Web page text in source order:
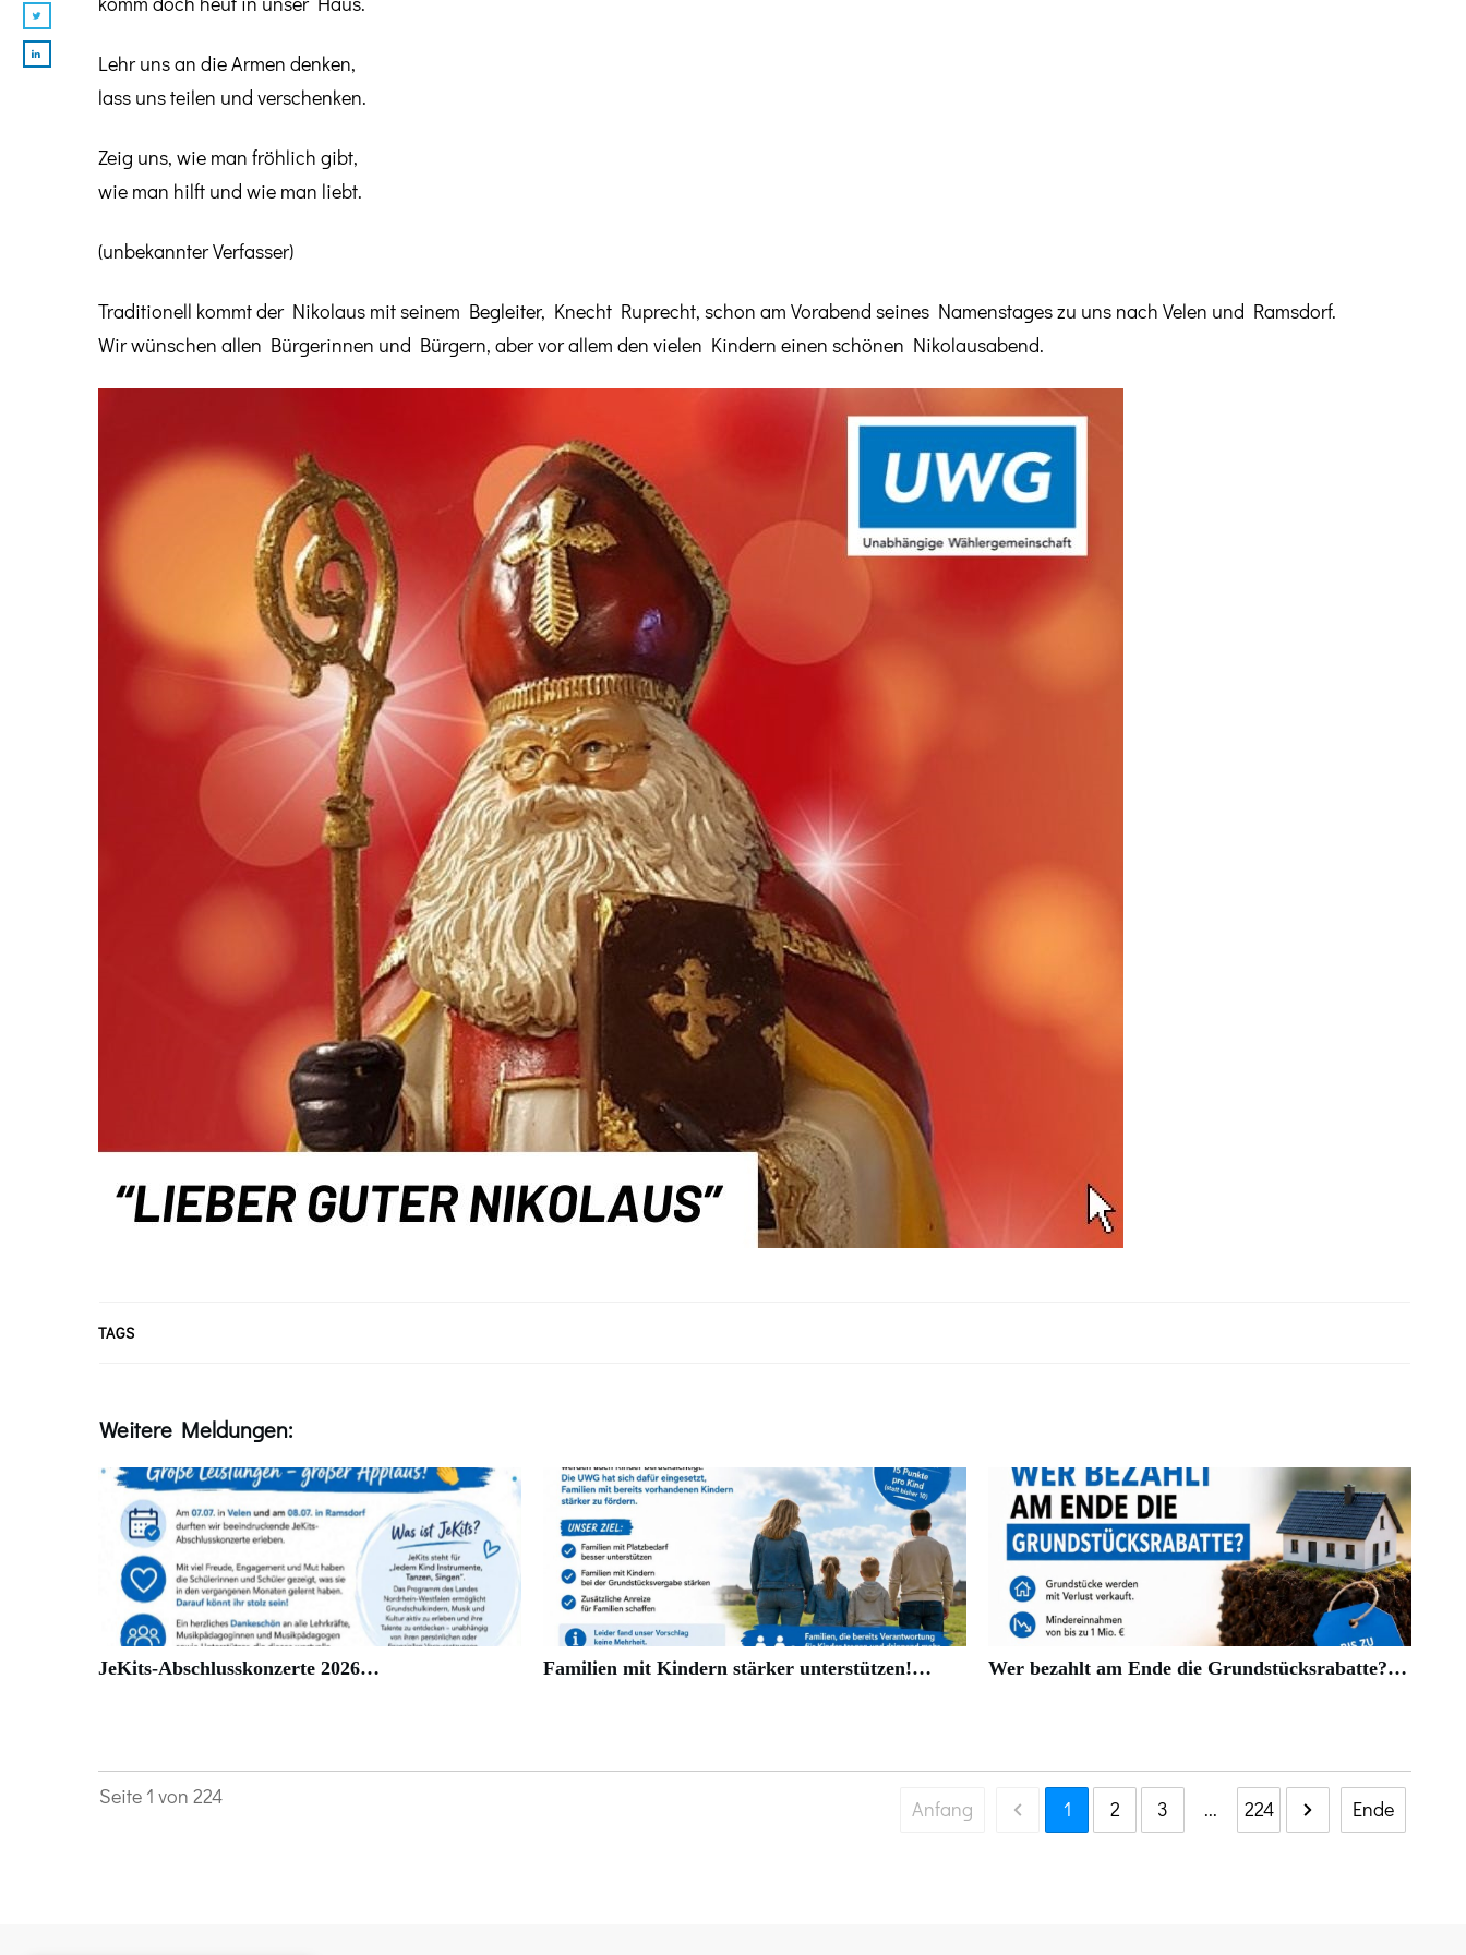
Lehr uns an die Armen denken,
lass uns teilen und verschenken.
Zeig uns, wie man fröhlich gibt,
wie man hilft und wie man liebt.
(unbekannter Verfasser)
Traditionell kommt der Nikolaus mit seinem Begleiter, Knecht Ruprecht, schon am Vorabend seines Namenstages zu uns nach Velen und Ramsdorf.
Wir wünschen allen Bürgerinnen und Bürgern, aber vor allem den vielen Kindern einen schönen Nikolausabend.
TAGS
Weitere Meldungen:
JeKits-Abschlusskonzerte 2026… Familien mit Kindern stärker unterstützen!… Wer bezahlt am Ende die Grundstücksrabatte?…
Seite 1 von 224 Anfang 1 2 3 ... 224 Ende